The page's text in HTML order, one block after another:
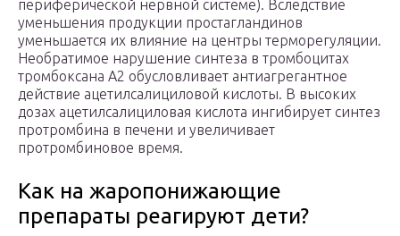
периферической нервной системе). Вследствие
уменьшения продукции простагландинов
уменьшается их влияние на центры терморегуляции.
Необратимое нарушение синтеза в тромбоцитах
тромбоксана А2 обусловливает антиагрегантное
действие ацетилсалициловой кислоты. В высоких
дозах ацетилсалициловая кислота ингибирует синтез
протромбина в печени и увеличивает
протромбиновое время.
Как на жаропонижающие
препараты реагируют дети?